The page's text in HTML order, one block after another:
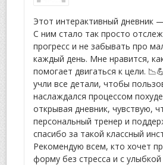
Этот интерактивный дневник
С ним стало так просто
прогресс и не забывать про
каждый день. Мне нравится,
помогает двигаться к цели.
учли все детали, чтобы
наслаждался процессом
открывая дневник, чувствую,
персональный тренер и
спасибо за такой классный
Рекомендую всем, кто хочет
форму без стресса и с улыбкой